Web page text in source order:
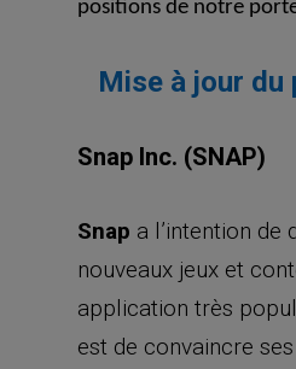
positions de notre
Mise à jour
Snap Inc. (SNAP)
Snap a l’intention de
nouveaux jeux et
application très
est de convaincre